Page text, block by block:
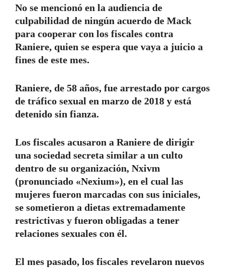
No se mencionó en la audiencia de
culpabilidad de ningún acuerdo de Mack
para cooperar con los fiscales contra
Raniere, quien se espera que vaya a juicio a
fines de este mes.
Raniere, de 58 años, fue arrestado por cargos
de tráfico sexual en marzo de 2018 y está
detenido sin fianza.
Los fiscales acusaron a Raniere de dirigir
una sociedad secreta similar a un culto
dentro de su organización, Nxivm
(pronunciado «Nexium»), en el cual las
mujeres fueron marcadas con sus iniciales,
se sometieron a dietas extremadamente
restrictivas y fueron obligadas a tener
relaciones sexuales con él.
El mes pasado, los fiscales revelaron nuevos